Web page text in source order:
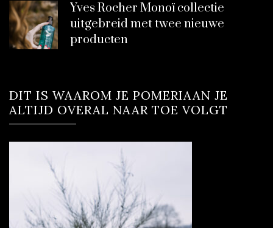
Yves Rocher Monoï collectie
uitgebreid met twee nieuwe
producten
DIT IS WAAROM JE POMERIAAN JE
ALTIJD OVERAL NAAR TOE VOLGT